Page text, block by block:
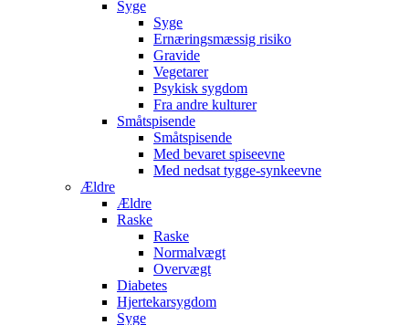
Syge
Syge
Ernæringsmæssig risiko
Gravide
Vegetarer
Psykisk sygdom
Fra andre kulturer
Småtspisende
Småtspisende
Med bevaret spiseevne
Med nedsat tygge-synkeevne
Ældre
Ældre
Raske
Raske
Normalvægt
Overvægt
Diabetes
Hjertekarsygdom
Syge